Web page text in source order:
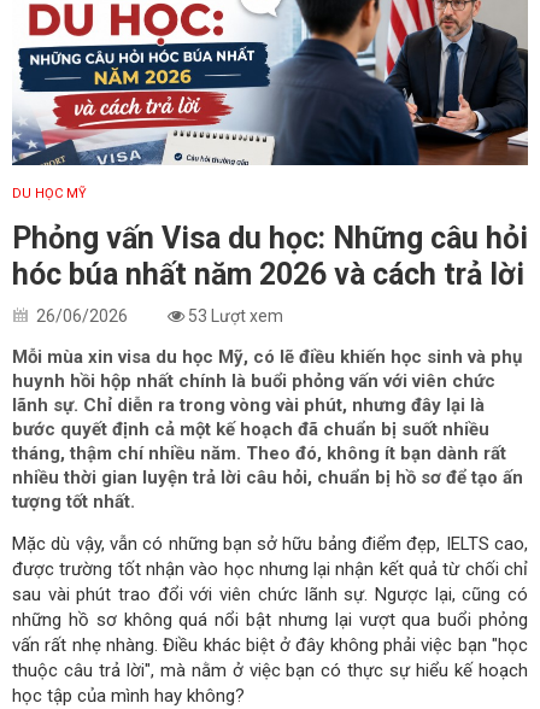
DU HỌC MỸ
Phỏng vấn Visa du học: Những câu hỏi
hóc búa nhất năm 2026 và cách trả lời
26/06/2026 53 Lượt xem
Mỗi mùa xin visa du học Mỹ, có lẽ điều khiến học sinh và phụ
huynh hồi hộp nhất chính là buổi phỏng vấn với viên chức
lãnh sự. Chỉ diễn ra trong vòng vài phút, nhưng đây lại là
bước quyết định cả một kế hoạch đã chuẩn bị suốt nhiều
tháng, thậm chí nhiều năm. Theo đó, không ít bạn dành rất
nhiều thời gian luyện trả lời câu hỏi, chuẩn bị hồ sơ để tạo ấn
tượng tốt nhất.
Mặc dù vậy, vẫn có những bạn sở hữu bảng điểm đẹp, IELTS cao,
được trường tốt nhận vào học nhưng lại nhận kết quả từ chối chỉ
sau vài phút trao đổi với viên chức lãnh sự. Ngược lại, cũng có
những hồ sơ không quá nổi bật nhưng lại vượt qua buổi phỏng
vấn rất nhẹ nhàng. Điều khác biệt ở đây không phải việc bạn "học
thuộc câu trả lời", mà nằm ở việc bạn có thực sự hiểu kế hoạch
học tập của mình hay không?